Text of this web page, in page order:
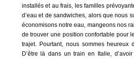
installés et au frais, les familles
d’eau et de sandwiches, alors que nous
économisons notre eau, mangeons nos
de trouver une position confortable pour
trajet. Pourtant, nous sommes heureux
D’être là dans un train en Italie, d’avoir